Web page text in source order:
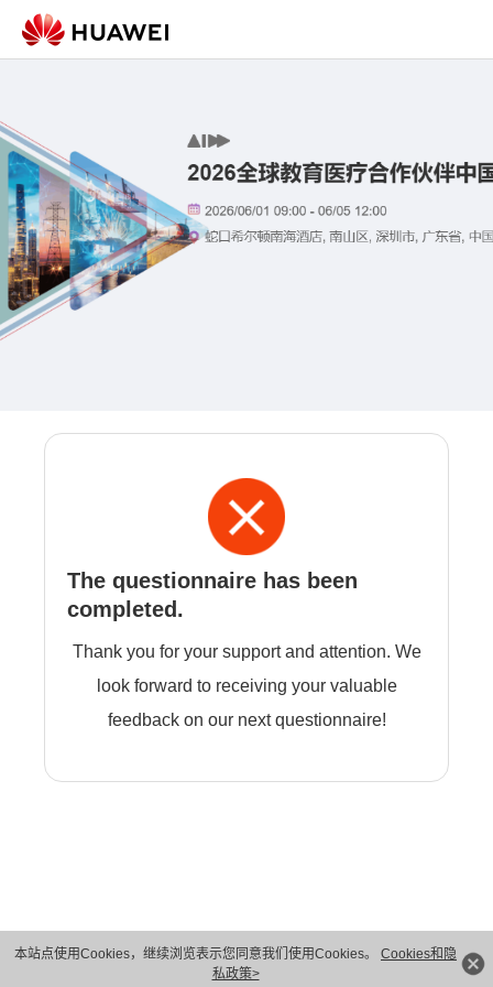
本站点使用Cookies，继续浏览表示您同意我们使用Cookies。 Cookies和隐
私政策>
The questionnaire has been
completed.
Thank you for your support and attention. We
look forward to receiving your valuable
feedback on our next questionnaire!
版权所有 © 华为技术有限公司 1998-2026。 保留一切权利。粤A2-20044005号
隐私保护
法律声明